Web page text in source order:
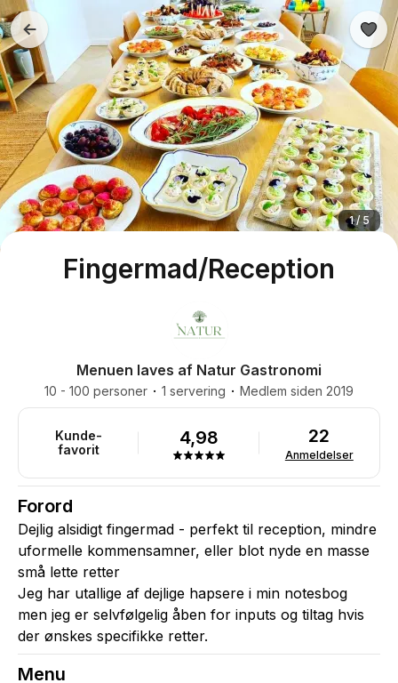
Fingermad/Reception
1 / 5
Menuen laves af Natur Gastronomi
10 - 100 personer 1 servering Medlem siden 2019
Kunde-
favorit
4,98 22
Anmeldelser
Forord
Dejlig alsidigt fingermad - perfekt til reception, mindre
uformelle kommensamner, eller blot nyde en masse
små lette retter
Jeg har utallige af dejlige hapsere i min notesbog
men jeg er selvfølgelig åben for inputs og tiltag hvis
der ønskes specifikke retter.
Menu